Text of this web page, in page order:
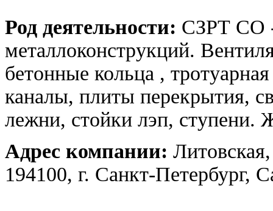
Род деятельности: СЗРТ СО -
металлоконструкций.
бетонные кольца ,
каналы, плиты перекрытия,
лежни, стойки лэп, ступени.
Адрес компании:
194100, г. Санкт-Петербург,